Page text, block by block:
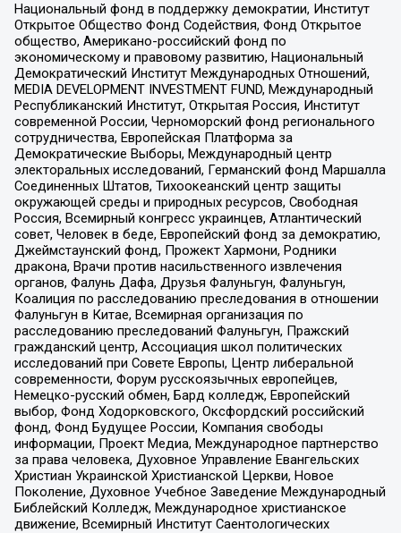
Национальный фонд в поддержку демократии, Институт
Открытое Общество Фонд Содействия, Фонд Открытое
общество, Американо-российский фонд по
экономическому и правовому развитию, Национальный
Демократический Институт Международных Отношений,
MEDIA DEVELOPMENT INVESTMENT FUND, Международный
Республиканский Институт, Открытая Россия, Институт
современной России, Черноморский фонд регионального
сотрудничества, Европейская Платформа за
Демократические Выборы, Международный центр
электоральных исследований, Германский фонд Маршалла
Соединенных Штатов, Тихоокеанский центр защиты
окружающей среды и природных ресурсов, Свободная
Россия, Всемирный конгресс украинцев, Атлантический
совет, Человек в беде, Европейский фонд за демократию,
Джеймстаунский фонд, Прожект Хармони, Родники
дракона, Врачи против насильственного извлечения
органов, Фалунь Дафа, Друзья Фалуньгун, Фалуньгун,
Коалиция по расследованию преследования в отношении
Фалуньгун в Китае, Всемирная организация по
расследованию преследований Фалуньгун, Пражский
гражданский центр, Ассоциация школ политических
исследований при Совете Европы, Центр либеральной
современности, Форум русскоязычных европейцев,
Немецко-русский обмен, Бард колледж, Европейский
выбор, Фонд Ходорковского, Оксфордский российский
фонд, Фонд Будущее России, Компания свободы
информации, Проект Медиа, Международное партнерство
за права человека, Духовное Управление Евангельских
Христиан Украинской Христианской Церкви, Новое
Поколение, Духовное Учебное Заведение Международный
Библейский Колледж, Международное христианское
движение, Всемирный Институт Саентологических